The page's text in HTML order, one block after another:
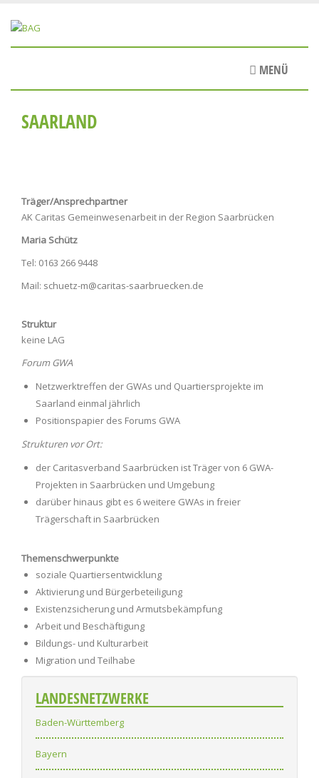
zum
MENÜ
SAARLAND
Träger/Ansprechpartner
AK Caritas Gemeinwesenarbeit in der Region Saarbrücken
Maria Schütz
Tel: 0163 266 9448
Mail: schuetz-m@caritas-saarbruecken.de
Struktur
keine LAG
Forum GWA
Netzwerktreffen der GWAs und Quartiersprojekte im
Saarland einmal jährlich
Positionspapier des Forums GWA
Strukturen vor Ort:
der Caritasverband Saarbrücken ist Träger von 6 GWA-
Projekten in Saarbrücken und Umgebung
darüber hinaus gibt es 6 weitere GWAs in freier
Trägerschaft in Saarbrücken
Themenschwerpunkte
soziale Quartiersentwicklung
Aktivierung und Bürgerbeteiligung
Existenzsicherung und Armutsbekämpfung
Arbeit und Beschäftigung
Bildungs- und Kulturarbeit
Migration und Teilhabe
LANDESNETZWERKE
Baden-Württemberg
Bayern